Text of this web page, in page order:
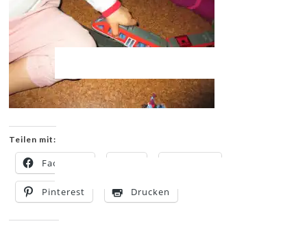
Teilen mit:
Facebook
Pinterest Drucken